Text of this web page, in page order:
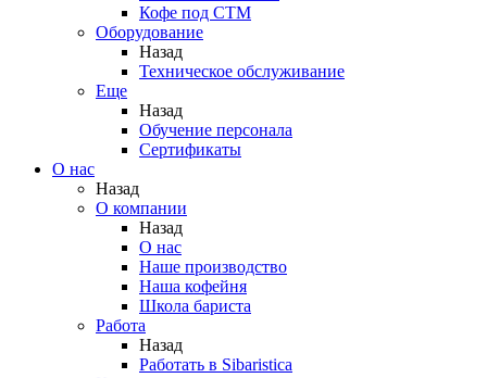
Кофе под СТМ
Оборудование
Назад
Техническое обслуживание
Еще
Назад
Обучение персонала
Сертификаты
О нас
Назад
O компании
Назад
О нас
Наше производство
Наша кофейня
Школа бариста
Работа
Назад
Работать в Sibaristica